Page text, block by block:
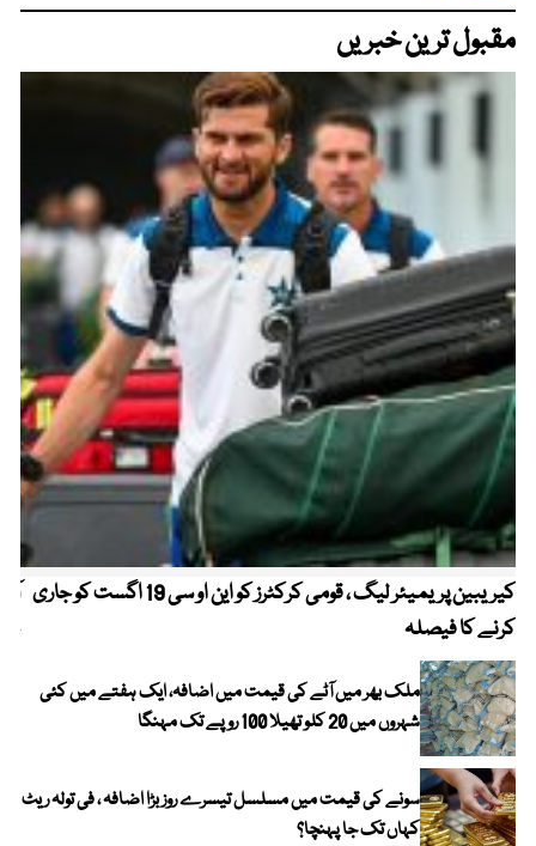
مقبول ترین خبریں
کیریبین پریمیئر لیگ ، قومی کرکٹرز کو این او سی 19 اگست کو جاری
کرنے کا فیصلہ
ملک بھر میں آٹے کی قیمت میں اضافہ، ایک ہفتے میں کئی
شہروں میں 20 کلو تھیلا 100 روپے تک مہنگا
سونے کی قیمت میں مسلسل تیسرے روز بڑا اضافہ ، فی تولہ ریٹ
کہاں تک جا پہنچا؟